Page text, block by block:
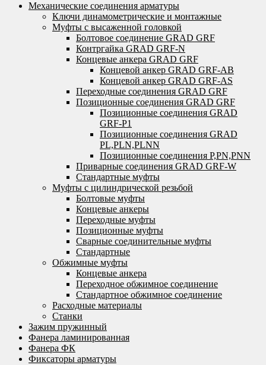
Механические соединения арматуры
Ключи динамометрические и монтажные
Муфты с высаженной головкой
Болтовое соединение GRAD GRF
Контргайка GRAD GRF-N
Концевые анкера GRAD GRF
Концевой анкер GRAD GRF-AB
Концевой анкер GRAD GRF-AS
Переходные соединения GRAD GRF
Позиционные соединения GRAD GRF
Позиционные соединения GRAD
GRF-P1
Позиционные соединения GRAD
PL,PLN,PLNN
Позиционные соединения P,PN,PNN
Приварные соединения GRAD GRF-W
Стандартные муфты
Муфты с цилиндрической резьбой
Болтовые муфты
Концевые анкеры
Переходные муфты
Позиционные муфты
Сварные соединительные муфты
Стандартные
Обжимные муфты
Концевые анкера
Переходное обжимное соединение
Стандартное обжимное соединение
Расходные материалы
Станки
Зажим пружинный
Фанера ламинированная
Фанера ФК
Фиксаторы арматуры